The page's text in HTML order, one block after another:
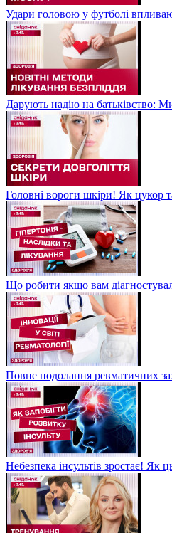
Удари головою у футболі
Дарують надію на батьківство:
Головні вороги шкіри! Як цукор
Що робити якщо вам
Повне подолання ревматичних
Небезпека інсультів зростає! Як